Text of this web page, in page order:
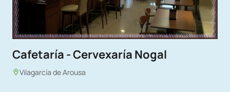
Cafetaría - Cervexaría Nogal
Vilagarcía de Arousa